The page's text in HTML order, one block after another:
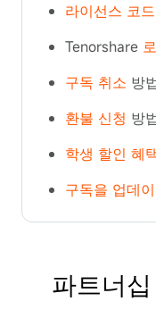
라이선스 코드
Tenorshare
구독 취소 방
환불 신청 방
학생 할인 혜
구독을 업데
파트너